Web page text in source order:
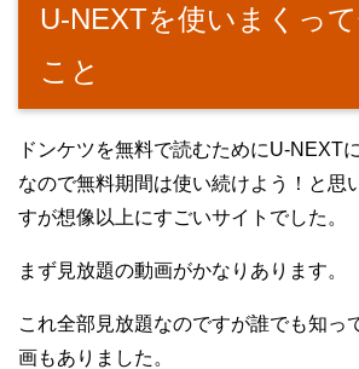
U-NEXTを使いまくっ
こと
ドンケツを無料で読むためにU-NEXT
なので無料期間は使い続けよう！と思
すが想像以上にすごいサイトでした。
まず見放題の動画がかなりあります。
これ全部見放題なのですが誰でも知っ
画もありました。